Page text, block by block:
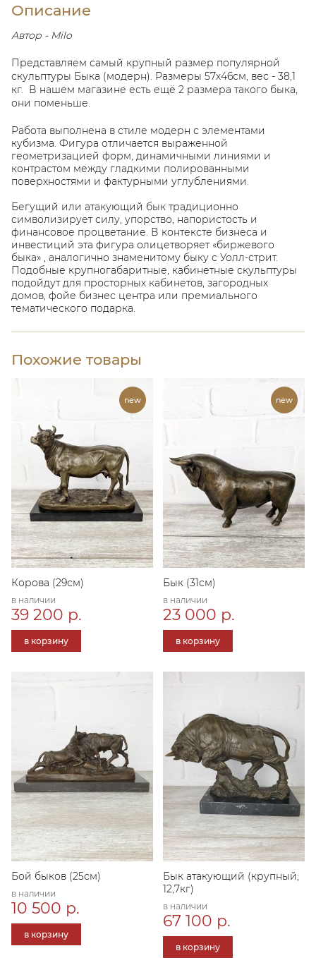
Описание
Автор - Milo
Представляем самый крупный размер популярной
скульптуры Быка (модерн). Размеры 57х46см, вес - 38,1
кг. В нашем магазине есть ещё 2 размера такого быка,
они поменьше.
Работа выполнена в стиле модерн с элементами
кубизма. Фигура отличается выраженной
геометризацией форм, динамичными линиями и
контрастом между гладкими полированными
поверхностями и фактурными углублениями.
Бегущий или атакующий бык традиционно
символизирует силу, упорство, напористость и
финансовое процветание. В контексте бизнеса и
инвестиций эта фигура олицетворяет «биржевого
быка» , аналогично знаменитому быку с Уолл-стрит.
Подобные крупногабаритные, кабинетные скульптуры
подойдут для просторных кабинетов, загородных
домов, фойе бизнес центра или премиального
тематического подарка.
Похожие товары
Корова (29см)
в наличии
39 200 р.
в корзину
Бык (31см)
в наличии
23 000 р.
в корзину
Бой быков (25см)
в наличии
10 500 р.
в корзину
Бык атакующий (крупный;
12,7кг)
в наличии
67 100 р.
в корзину